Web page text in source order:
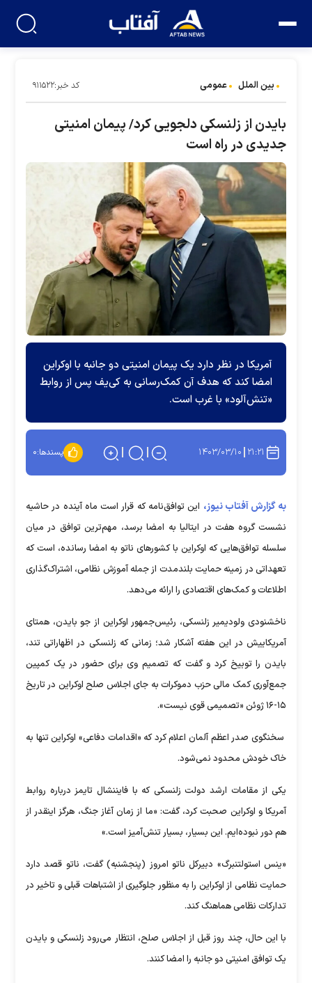
بین الملل عمومی کد خبر:۹۱۱۵۲۲
بایدن از زلنسکی دلجویی کرد/ پیمان امنیتی
جدیدی در راه است
آمریکا در نظر دارد یک پیمان امنیتی دو جانبه با اوکراین
امضا کند که هدف آن کمک‌رسانی به کی‌یف پس از روابط
«تنش‌آلود» با غرب است.
۲۱:۲۱ ۱۴۰۳/۰۳/۱۰ پسندها:۰
به گزارش آفتاب نیوز، این توافق‌نامه که قرار است ماه آینده در حاشیه
نشست گروه هفت در ایتالیا به امضا برسد، مهم‌ترین توافق در میان
سلسله توافق‌هایی که اوکراین با کشور‌های ناتو به امضا رسانده، است که
تعهداتی در زمینه حمایت بلندمدت از جمله آموزش نظامی، اشتراک‌گذاری
اطلاعات و کمک‌های اقتصادی را ارائه می‌دهد.
ناخشنودی ولودیمیر زلنسکی، رئیس‌جمهور اوکراین از جو بایدن، همتای
آمریکاییش در این هفته آشکار شد؛ زمانی که زلنسکی در اظهاراتی تند،
بایدن را توبیخ کرد و گفت که تصمیم وی برای حضور در یک کمپین
جمع‌آوری کمک مالی حزب دموکرات به جای اجلاس صلح اوکراین در تاریخ
۱۵-۱۶ ژوئن «تصمیمی قوی نیست».
سخنگوی صدر اعظم آلمان اعلام کرد که «اقدامات دفاعی» اوکراین تنها به
خاک خودش محدود نمی‌شود.
یکی از مقامات ارشد دولت زلنسکی که با فایننشال تایمز درباره روابط
آمریکا و اوکراین صحبت کرد، گفت: «ما از زمان آغاز جنگ، هرگز اینقدر از
هم دور نبوده‌ایم. این بسیار، بسیار تنش‌آمیز است.»
«ینس استولتنبرگ» دبیرکل ناتو امروز (پنجشنبه) گفت، ناتو قصد دارد
حمایت نظامی از اوکراین را به منظور جلوگیری از اشتباهات قبلی و تاخیر در
تدارکات نظامی هماهنگ کند.
با این حال، چند روز قبل از اجلاس صلح، انتظار می‌رود زلنسکی و بایدن
یک توافق امنیتی دو جانبه را امضا کنند.